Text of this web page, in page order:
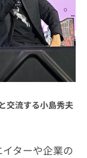
交流する小島秀夫
ターや企業の